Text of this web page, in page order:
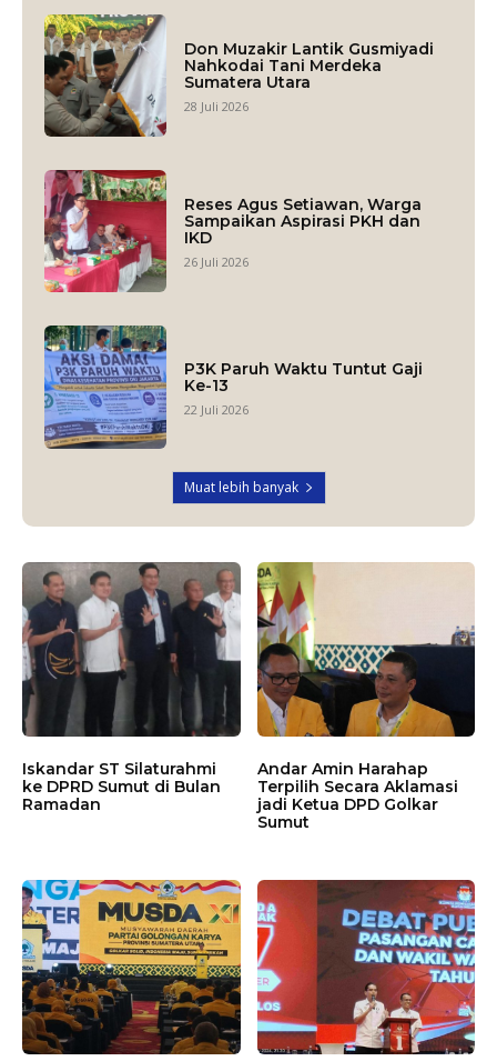
Don Muzakir Lantik Gusmiyadi
Nahkodai Tani Merdeka
Sumatera Utara
28 Juli 2026
Reses Agus Setiawan, Warga
Sampaikan Aspirasi PKH dan
IKD
26 Juli 2026
P3K Paruh Waktu Tuntut Gaji
Ke-13
22 Juli 2026
Muat lebih banyak
Iskandar ST Silaturahmi
ke DPRD Sumut di Bulan
Ramadan
Andar Amin Harahap
Terpilih Secara Aklamasi
jadi Ketua DPD Golkar
Sumut